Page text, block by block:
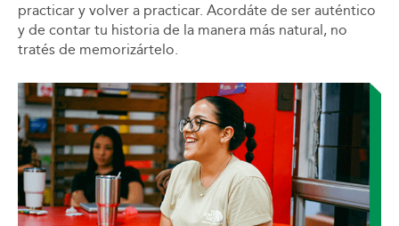
practicar y volver a practicar. Acordáte de ser auténtico
y de contar tu historia de la manera más natural, no
tratés de memorizártelo.